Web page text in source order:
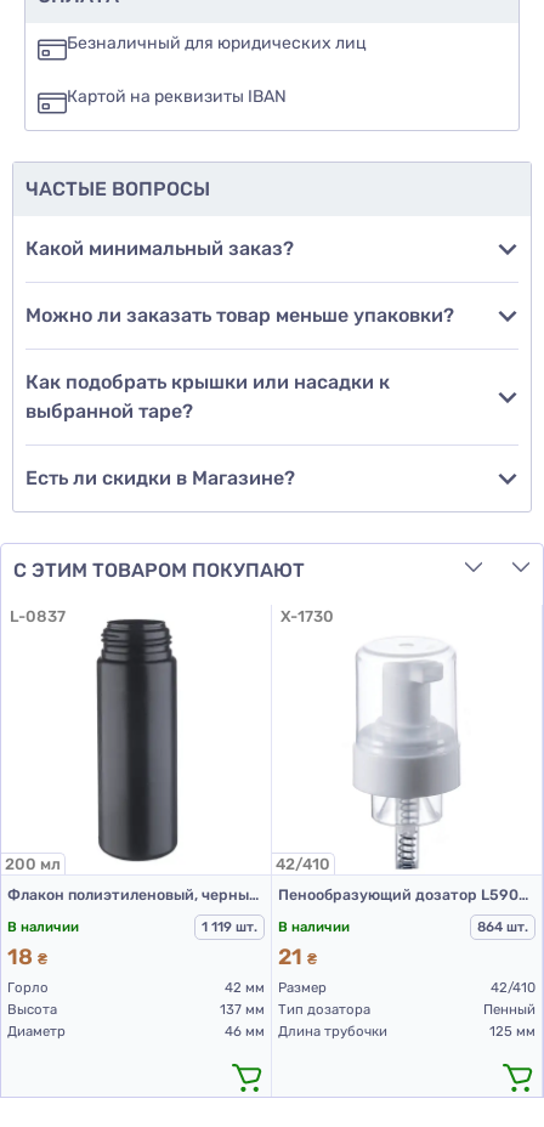
да
еще не знаю
Добавить отзыв
Безналичный для юридических лиц
Картой на реквизиты IBAN
ЧАСТЫЕ ВОПРОСЫ
Какой минимальный заказ?
Можно ли заказать товар меньше упаковки?
Как подобрать крышки или насадки к
выбранной таре?
Есть ли скидки в Магазине?
С ЭТИМ ТОВАРОМ ПОКУПАЮТ
L-0837
200 мл
Флакон полиэтиленовый, черный 200 мл, 508А (пластиковые флаконы 200 мл)
В наличии
1 119 шт.
18 ₴
Горло
42 мм
Высота
137 мм
Диаметр
46 мм
X-1730
42/410
Пенообразующий дозатор L5903А 42/410, дозировка 1,6 мл, цвет белый, крышка прозрачная, дл. трубки 125 мм
В наличии
864 шт.
21 ₴
Размер
42/410
Тип дозатора
Пенный
Длина трубочки
125 мм